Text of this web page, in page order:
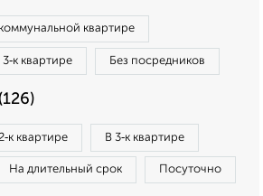
квартире
3‑к квартире Без посредников
квартире В 3‑к квартире
На длительный срок Посуточно